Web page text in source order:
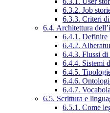
6.3.2. Job
6.3.3. Criteri
6.4. Architettura
6.4.1. Definire
6.4.2.
6.4.3. Flussi di
6.4.4. Sistemi
6.4.5.
6.4.6.
6.4.7.
6.5. Scrittura e
6.5.1. Come